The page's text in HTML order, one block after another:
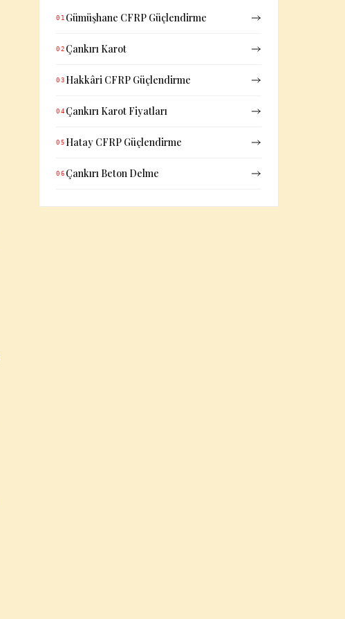
01 Gümüşhane CFRP Güçlendirme
02 Çankırı Karot
03 Hakkâri CFRP Güçlendirme
04 Çankırı Karot Fiyatları
05 Hatay CFRP Güçlendirme
06 Çankırı Beton Delme